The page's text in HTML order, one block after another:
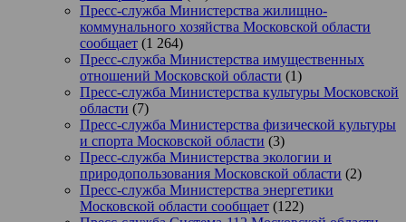
Пресс-служба Министерства жилищно-
коммунального хозяйства Московской области
сообщает (1 264)
Пресс-служба Министерства имущественных
отношений Московской области (1)
Пресс-служба Министерства культуры Московской
области (7)
Пресс-служба Министерства физической культуры
и спорта Московской области (3)
Пресс-служба Министерства экологии и
природопользования Московской области (2)
Пресс-служба Министерства энергетики
Московской области сообщает (122)